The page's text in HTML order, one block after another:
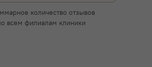
количество отзывов
всем филиалам клиники